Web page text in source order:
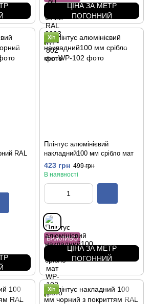
ЦІНА ЗА МЕТР
ПОГОННИЙ
RAL
Хіт
Плінтус алюмінієвий
накладний100 мм срібло мат
423 грн 499 грн
В наявності
ВАЖЛИВО
ЦІНА ЗА МЕТР
ПОГОННИЙ
Хіт